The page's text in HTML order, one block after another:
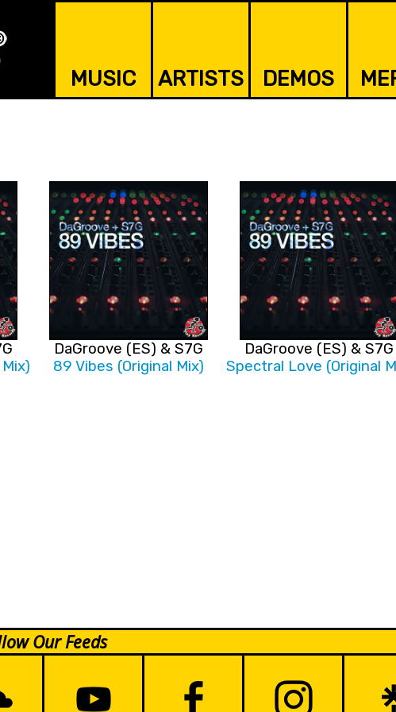
MUSIC ARTISTS DEMOS
DaGroove (ES) & S7G
89 Vibes (Original Mix)
DaGroove (ES) & S7G
Spectral Love (Original
Our Feeds